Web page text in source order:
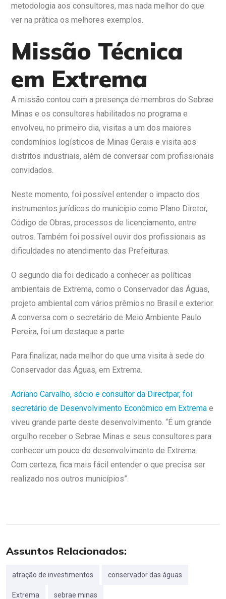
metodologia aos consultores, mas nada melhor do que
ver na prática os melhores exemplos.
Missão Técnica
em Extrema
A missão contou com a presença de membros do Sebrae
Minas e os consultores habilitados no programa e
envolveu, no primeiro dia, visitas a um dos maiores
condomínios logísticos de Minas Gerais e visita aos
distritos industriais, além de conversar com profissionais
convidados.
Neste momento, foi possível entender o impacto dos
instrumentos jurídicos do município como Plano Diretor,
Código de Obras, processos de licenciamento, entre
outros. Também foi possível ouvir dos profissionais as
dificuldades no atendimento das Prefeituras.
O segundo dia foi dedicado a conhecer as políticas
ambientais de Extrema, como o Conservador das Águas,
projeto ambiental com vários prêmios no Brasil e exterior.
A conversa com o secretário de Meio Ambiente Paulo
Pereira, foi um destaque a parte.
Para finalizar, nada melhor do que uma visita à sede do
Conservador das Águas, em Extrema.
Adriano Carvalho, sócio e consultor da Directpar, foi
secretário de Desenvolvimento Econômico em Extrema e
viveu grande parte deste desenvolvimento. “É um grande
orgulho receber o Sebrae Minas e seus consultores para
conhecer um pouco do desenvolvimento de Extrema.
Com certeza, fica mais fácil entender o que precisa ser
realizado nos outros municípios”.
Assuntos Relacionados:
atração de investimentos conservador das águas
Extrema sebrae minas